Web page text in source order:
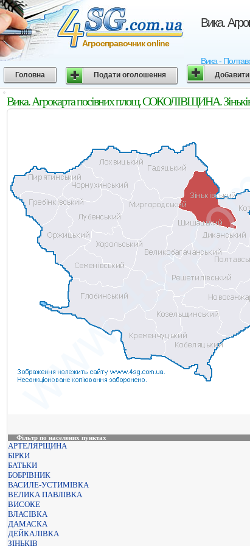
Вика.
Вика -
Агросправочник online
Головна Подати оголошення Добавити
Вика. Агрокарта посівних площ. СОКОЛІВЩИНА.
Фільтр по населених пунктах
АРТЕЛЯРЩИНА
БІРКИ
БАТЬКИ
БОБРІВНИК
ВАСИЛЕ-УСТИМІВКА
ВЕЛИКА ПАВЛІВКА
ВИСОКЕ
ВЛАСІВКА
ДАМАСКА
ДЕЙКАЛІВКА
ЗІНЬКІВ